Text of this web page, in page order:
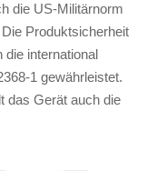
die US-Militärnorm
Produktsicherheit
international
1 gewährleistet.
das Gerät auch die